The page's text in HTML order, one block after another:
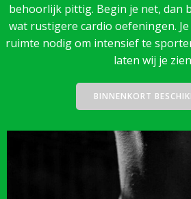
behoorlijk pittig. Begin je net, dan
wat rustigere cardio oefeningen.
ruimte nodig om intensief te
laten wij je
BINNENKORT